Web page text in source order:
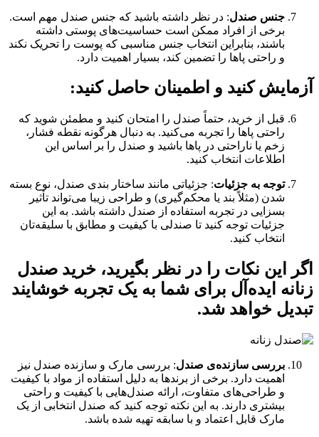
جنس صندل: در نظر داشته باشید که جنس صندل مهم است.
برخی از افراد ممکن است حساسیت‌های پوستی داشته
باشند، بنابراین انتخاب جنس مناسبی که پوست را تحریک نکند
و راحتی پاها را تضمین کند، بسیار اهمیت دارد.
آزمایش کنید و اطمینان حاصل کنید:
قبل از خرید، حتماً صندل را امتحان کنید و مطمئن شوید که
راحتی پاها را تجربه می‌کنید. به دنبال هرگونه نقطه فشار،
زخم یا ناراحتی در پاها باشید و صندل را بر اساس این
اطلاعات انتخاب کنید.
توجه به جزئیات: جزئیاتی مانند ساختار بندی صندل، نوع بسته
شدن (مثلاً بند یا محکم‌گیری) و طراحی زیبا می‌تواند تأثیر
بسزایی در تجربه استفاده از صندل داشته باشد. به این
جزئیات توجه کنید تا صندلی با کیفیت و مطابق با سلیقه‌تان
انتخاب کنید.
اگر این نکات را در نظر بگیرید، خرید صندل
زنانه ایده‌آل برای شما به یک تجربه خوشایند
تبدیل خواهد شد.
بررسی سازنده‌ی صندل: بررسی مارک و سازنده صندل نیز
اهمیت دارد. برخی از برندها به دلیل استفاده از مواد با کیفیت
و طراحی‌های متفاوت، ارائه صندل‌هایی با کیفیت و راحتی
بیشتری دارند. به این نکته توجه کنید که صندل انتخابی از یک
مارک قابل اعتماد و با سابقه تهیه شده باشد.